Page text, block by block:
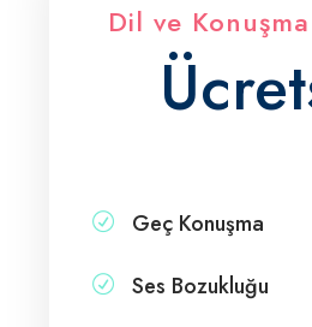
Dil ve
Geç Konuşma
Ses Bozukluğu